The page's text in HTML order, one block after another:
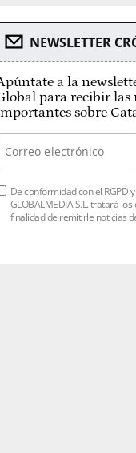
NEWSLETTER
a la
para recibir las
sobre
De conformidad con el RGPD
GLOBALMEDIA S.L. tratará
finalidad de remitirle noticias